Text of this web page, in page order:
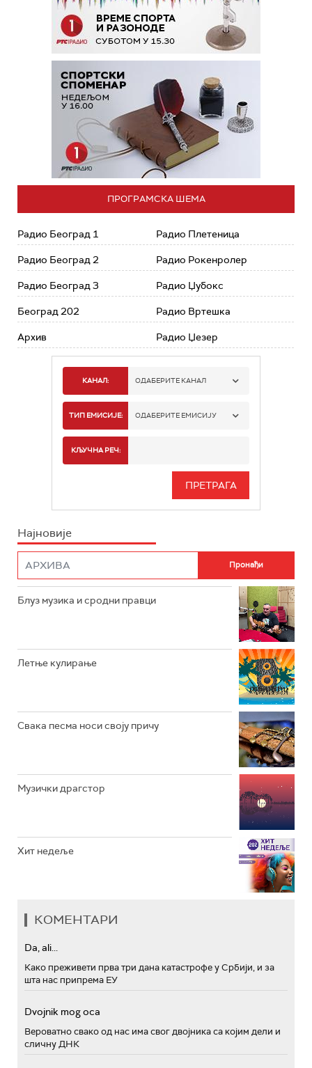
ПРОГРАМСКА ШЕМА
Радио Београд 1
Радио Београд 2
Радио Београд 3
Београд 202
Архив
Радио Плетеница
Радио Рокенролер
Радио Џубокс
Радио Вртешка
Радио Џезер
КАНАЛ: ОДАБЕРИТЕ КАНАЛ
РАДИО БЕОГРАД 1
РАДИО БЕОГРАД 3
РАДИО РОКЕНРОЛЕР
РАДИО ЏЕЗЕР
ТИП ЕМИСИЈЕ: ОДАБЕРИТЕ ЕМИСИЈУ
ИНФО
КЉУЧНА РЕЧ:
Најновије
Блуз музика и сродни правци
Летње кулирање
Свака песма носи своју причу
Музички драгстор
Хит недеље
КОМЕНТАРИ
Da, ali...
Како преживети прва три дана катастрофе у Србији, и за
шта нас припрема ЕУ
Dvojnik mog oca
Вероватно свако од нас има свог двојника са којим дели и
сличну ДНК